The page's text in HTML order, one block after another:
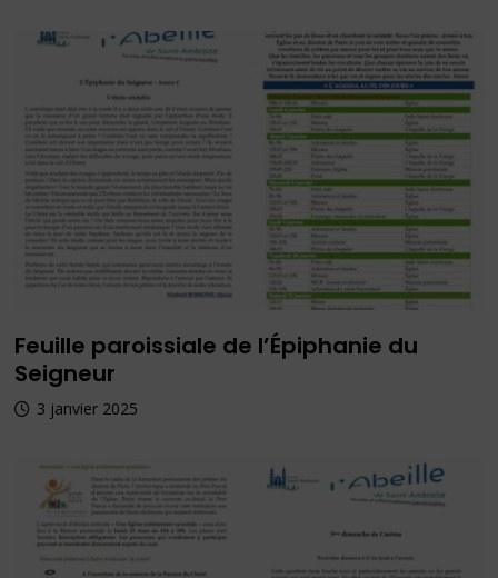
Feuille paroissiale de l’Épiphanie du
Seigneur
3 janvier 2025